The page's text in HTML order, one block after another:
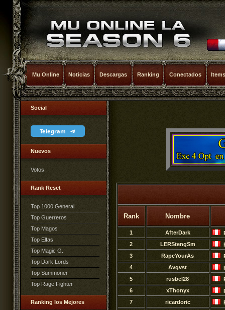
Mu Online Noticias Descargas Ranking Conectados Items
Social
Telegram
Nuevos
Votos
Rank Reset
Top 1000 General
Top Guerreros
Top Magos
Top Elfas
Top Magic G.
Top Dark Lords
Top Summoner
Top Rage Fighter
Ranking los Mejores
Rank Nombre
1 AfterDark
2
LERStengSm
3
RapeYourAs
4
Avgvst
5
rusbel28
6
xThonyx
7
ricardoric